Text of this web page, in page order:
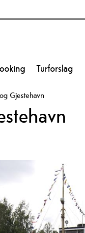
Turforslag
Gjestehavn